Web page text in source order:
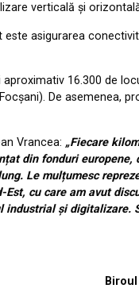
verticală și
asigurarea
16.300 de
De asemenea,
Vrancea: „Fiecare
din fonduri
Le mulțumesc
Est, cu care am avut
și digitalizare.